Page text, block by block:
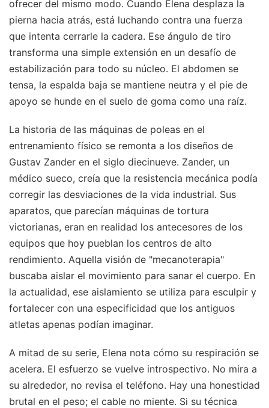
ofrecer del mismo modo. Cuando Elena desplaza la
pierna hacia atrás, está luchando contra una fuerza
que intenta cerrarle la cadera. Ese ángulo de tiro
transforma una simple extensión en un desafío de
estabilización para todo su núcleo. El abdomen se
tensa, la espalda baja se mantiene neutra y el pie de
apoyo se hunde en el suelo de goma como una raíz.
La historia de las máquinas de poleas en el
entrenamiento físico se remonta a los diseños de
Gustav Zander en el siglo diecinueve. Zander, un
médico sueco, creía que la resistencia mecánica podía
corregir las desviaciones de la vida industrial. Sus
aparatos, que parecían máquinas de tortura
victorianas, eran en realidad los antecesores de los
equipos que hoy pueblan los centros de alto
rendimiento. Aquella visión de "mecanoterapia"
buscaba aislar el movimiento para sanar el cuerpo. En
la actualidad, ese aislamiento se utiliza para esculpir y
fortalecer con una especificidad que los antiguos
atletas apenas podían imaginar.
A mitad de su serie, Elena nota cómo su respiración se
acelera. El esfuerzo se vuelve introspectivo. No mira a
su alrededor, no revisa el teléfono. Hay una honestidad
brutal en el peso; el cable no miente. Si su técnica